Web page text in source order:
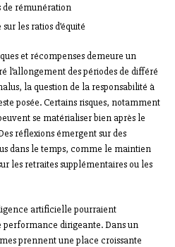
de rémunération
les ratios d’équité
et récompenses demeure un
l’allongement des périodes de différé
la question de la responsabilité à
posée. Certains risques, notamment
se matérialiser bien après le
réflexions émergent sur des
dans le temps, comme le maintien
les retraites supplémentaires ou les
artificielle pourraient
dirigeante. Dans un
prennent une place croissante